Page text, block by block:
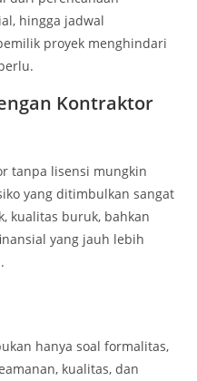
hingga jadwal
proyek menghindari
Kontraktor
tanpa lisensi mungkin
yang ditimbulkan sangat
kualitas buruk, bahkan
yang jauh lebih
hanya soal formalitas,
kualitas, dan